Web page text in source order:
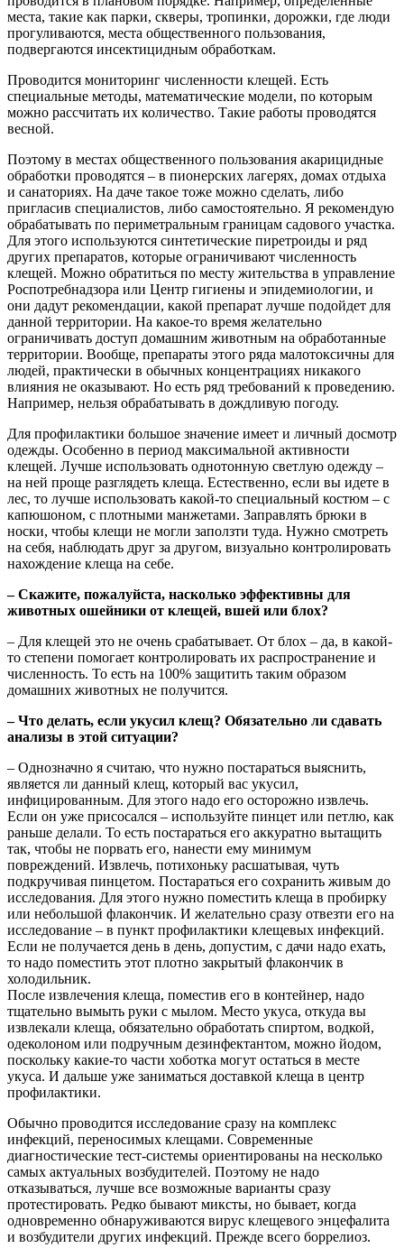
места, такие как парки, скверы, тропинки, дорожки, где люди
прогуливаются, места общественного пользования,
подвергаются инсектицидным обработкам.
Проводится мониторинг численности клещей. Есть
специальные методы, математические модели, по которым
можно рассчитать их количество. Такие работы проводятся
весной.
Поэтому в местах общественного пользования акарицидные
обработки проводятся – в пионерских лагерях, домах отдыха
и санаториях. На даче такое тоже можно сделать, либо
пригласив специалистов, либо самостоятельно. Я рекомендую
обрабатывать по периметральным границам садового участка.
Для этого используются синтетические пиретроиды и ряд
других препаратов, которые ограничивают численность
клещей. Можно обратиться по месту жительства в управление
Роспотребнадзора или Центр гигиены и эпидемиологии, и
они дадут рекомендации, какой препарат лучше подойдет для
данной территории. На какое-то время желательно
ограничивать доступ домашним животным на обработанные
территории. Вообще, препараты этого ряда малотоксичны для
людей, практически в обычных концентрациях никакого
влияния не оказывают. Но есть ряд требований к проведению.
Например, нельзя обрабатывать в дождливую погоду.
Для профилактики большое значение имеет и личный досмотр
одежды. Особенно в период максимальной активности
клещей. Лучше использовать однотонную светлую одежду –
на ней проще разглядеть клеща. Естественно, если вы идете в
лес, то лучше использовать какой-то специальный костюм – с
капюшоном, с плотными манжетами. Заправлять брюки в
носки, чтобы клещи не могли заползти туда. Нужно смотреть
на себя, наблюдать друг за другом, визуально контролировать
нахождение клеща на себе.
– Скажите, пожалуйста, насколько эффективны для
животных ошейники от клещей, вшей или блох?
– Для клещей это не очень срабатывает. От блох – да, в какой-
то степени помогает контролировать их распространение и
численность. То есть на 100% защитить таким образом
домашних животных не получится.
– Что делать, если укусил клещ? Обязательно ли сдавать
анализы в этой ситуации?
– Однозначно я считаю, что нужно постараться выяснить,
является ли данный клещ, который вас укусил,
инфицированным. Для этого надо его осторожно извлечь.
Если он уже присосался – используйте пинцет или петлю, как
раньше делали. То есть постараться его аккуратно вытащить
так, чтобы не порвать его, нанести ему минимум
повреждений. Извлечь, потихоньку расшатывая, чуть
подкручивая пинцетом. Постараться его сохранить живым до
исследования. Для этого нужно поместить клеща в пробирку
или небольшой флакончик. И желательно сразу отвезти его на
исследование – в пункт профилактики клещевых инфекций.
Если не получается день в день, допустим, с дачи надо ехать,
то надо поместить этот плотно закрытый флакончик в
холодильник.
После извлечения клеща, поместив его в контейнер, надо
тщательно вымыть руки с мылом. Место укуса, откуда вы
извлекали клеща, обязательно обработать спиртом, водкой,
одеколоном или подручным дезинфектантом, можно йодом,
поскольку какие-то части хоботка могут остаться в месте
укуса. И дальше уже заниматься доставкой клеща в центр
профилактики.
Обычно проводится исследование сразу на комплекс
инфекций, переносимых клещами. Современные
диагностические тест-системы ориентированы на несколько
самых актуальных возбудителей. Поэтому не надо
отказываться, лучше все возможные варианты сразу
протестировать. Редко бывают миксты, но бывает, когда
одновременно обнаруживаются вирус клещевого энцефалита
и возбудители других инфекций. Прежде всего боррелиоз.